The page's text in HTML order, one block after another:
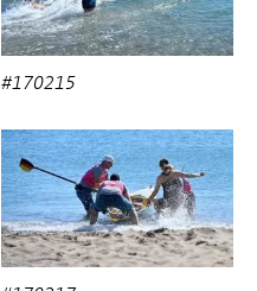
#170215